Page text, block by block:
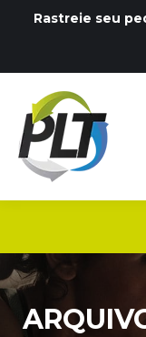
Rastreie seu